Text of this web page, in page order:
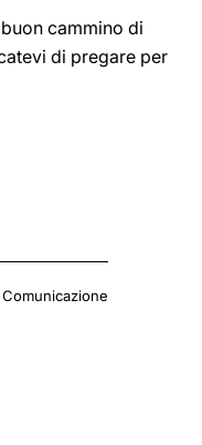
cammino di
di pregare per